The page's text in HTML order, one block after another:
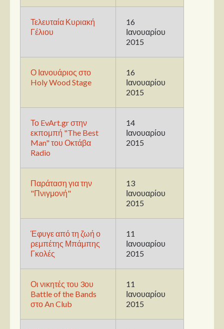
Video News
Διάφοροι
Στήλες
Small Talk
Blog
Τελευταία Κυριακή
Γέλιου
16
Ιανουαρίου
2015
Ο Ιανουάριος στο
Holy Wood Stage
16
Ιανουαρίου
2015
Το EvArt.gr στην
εκπομπή "The Best
Man" του Οκτάβα
Radio
14
Ιανουαρίου
2015
Παράταση για την
"Πνιγμονή"
13
Ιανουαρίου
2015
Έφυγε από τη ζωή ο
ρεμπέτης Μπάμπης
Γκολές
11
Ιανουαρίου
2015
Οι νικητές του 3ου
Battle of the Bands
στο An Club
11
Ιανουαρίου
2015